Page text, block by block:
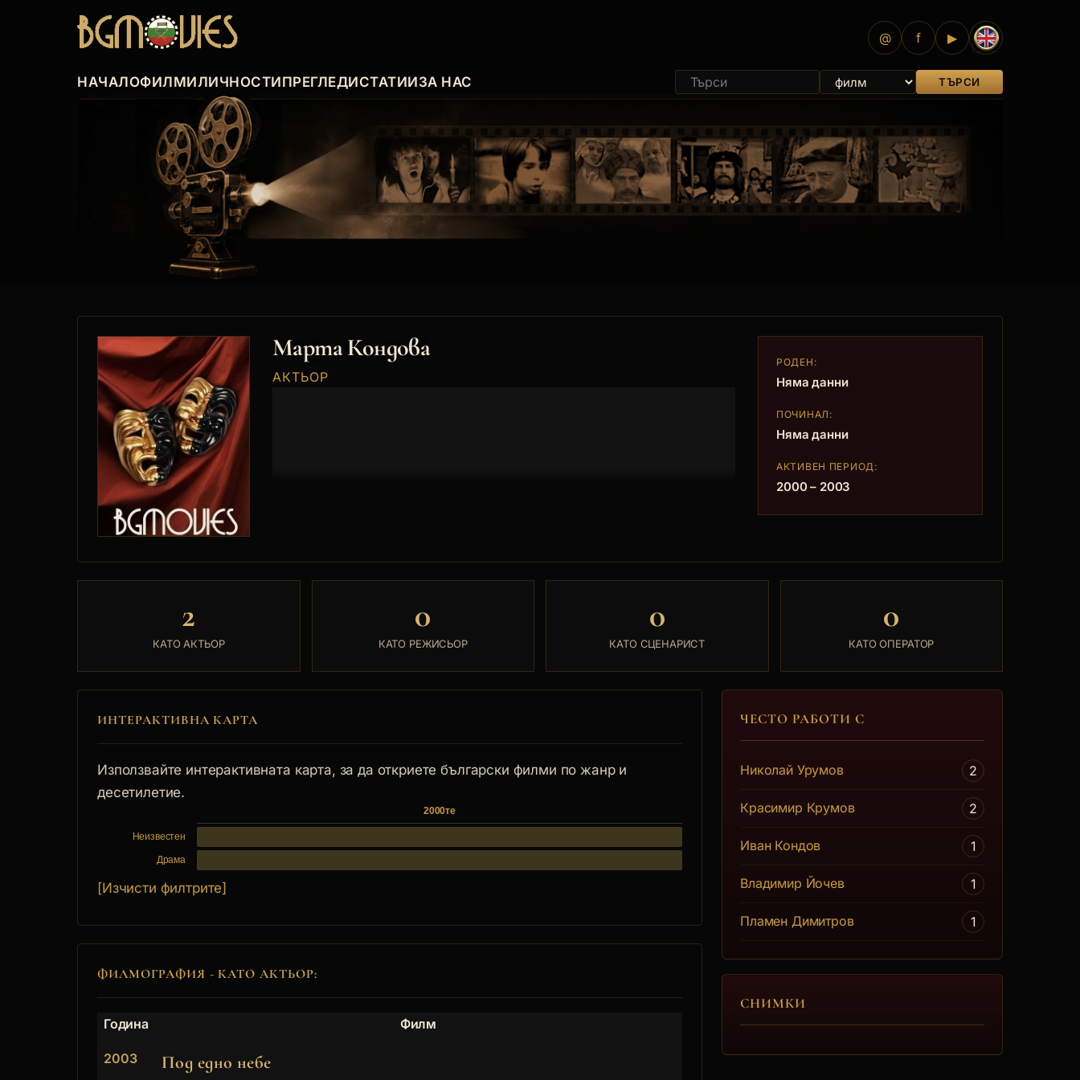
@ f ▶
НАЧАЛОФИЛМИЛИЧНОСТИПРЕГЛЕДИСТАТИИЗА НАС ТЪРСИ
Марта Кондова
АКТЬОР
РОДЕН:
Няма данни
ПОЧИНАЛ:
Няма данни
АКТИВЕН ПЕРИОД:
2000 – 2003
2
КАТО АКТЬОР
0
КАТО РЕЖИСЬОР
0
КАТО СЦЕНАРИСТ
0
КАТО ОПЕРАТОР
ИНТЕРАКТИВНА КАРТА
Използвайте интерактивната карта, за да откриете български филми по жанр и
десетилетие.
2000те
Неизвестен
Драма
[Изчисти филтрите]
ФИЛМОГРАФИЯ - КАТО АКТЬОР:
Година Филм
2003 Под едно небе Руфие
ЧЕСТО РАБОТИ С
Николай Урумов 2
Красимир Крумов 2
Иван Кондов 1
Владимир Йочев 1
Пламен Димитров 1
СНИМКИ